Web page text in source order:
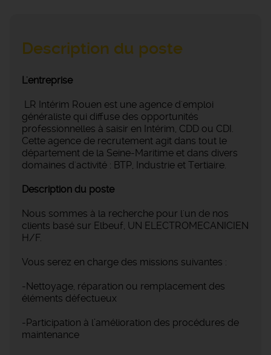
Description du poste
L'entreprise
LR Intérim Rouen est une agence d'emploi
généraliste qui diffuse des opportunités
professionnelles à saisir en Intérim, CDD ou CDI.
Cette agence de recrutement agit dans tout le
département de la Seine-Maritime et dans divers
domaines d'activité : BTP, Industrie et Tertiaire.
Description du poste
Nous sommes à la recherche pour l'un de nos
clients basé sur Elbeuf, UN ELECTROMECANICIEN
H/F.
Vous serez en charge des missions suivantes :
-Nettoyage, réparation ou remplacement des
éléments défectueux
-Participation à l’amélioration des procédures de
maintenance